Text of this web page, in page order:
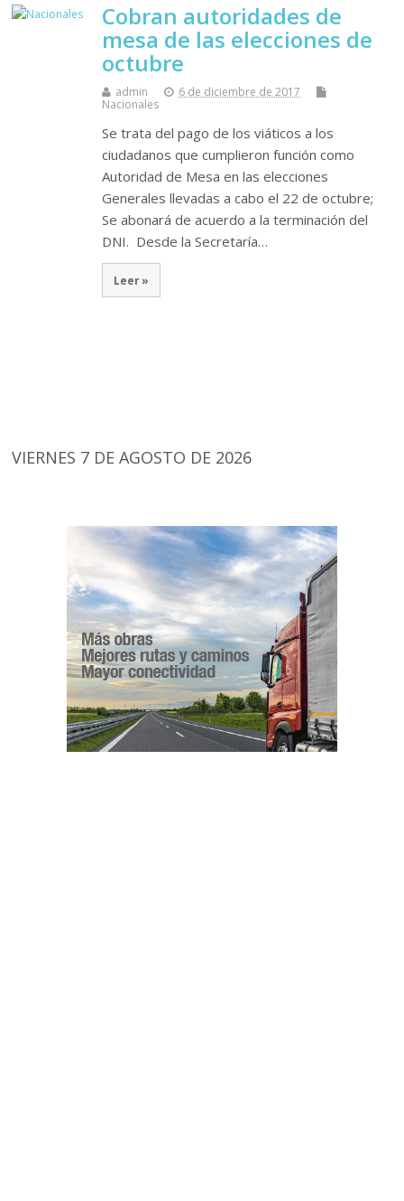
Cobran autoridades de
mesa de las elecciones de
octubre
admin
6 de diciembre de 2017
Nacionales
Se trata del pago de los viáticos a los
ciudadanos que cumplieron función como
Autoridad de Mesa en las elecciones
Generales llevadas a cabo el 22 de octubre;
Se abonará de acuerdo a la terminación del
DNI. Desde la Secretaría…
Leer »
VIERNES 7 DE AGOSTO DE 2026